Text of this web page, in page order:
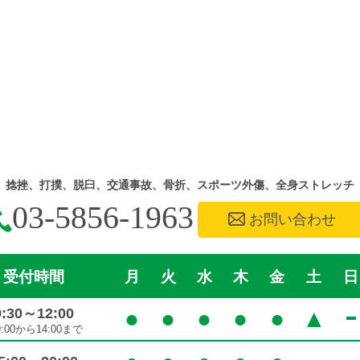
捻挫、打撲、脱臼、交通事故、骨折、スポーツ外傷、全身ストレッチ
03-5856-1963 お問い合わせ
受付時間 月 火 水 木 金 土 日
～12:00
から14:00まで ● ● ● ● ● ▲